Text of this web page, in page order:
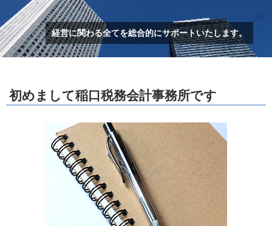
経営に関わる全てを総合的にサポートいたします。
初めまして稲口税務会計事務所です